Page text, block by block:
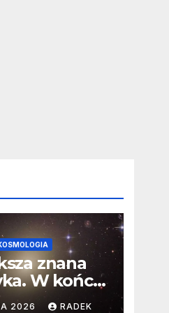
znana
W końcu
jej
2026 RADEK